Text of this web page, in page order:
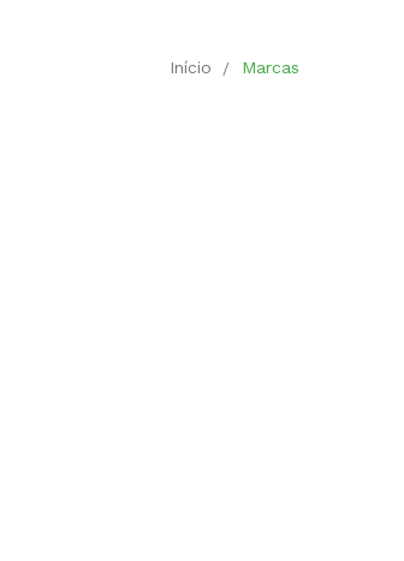
Início Marcas